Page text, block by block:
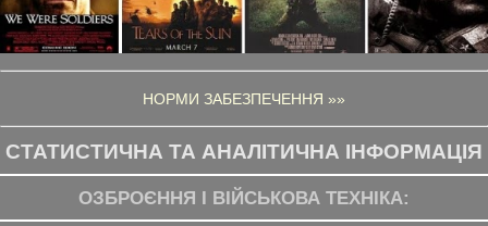
НОРМИ ЗАБЕЗПЕЧЕННЯ »»
СТАТИСТИЧНА ТА АНАЛІТИЧНА ІНФОРМАЦІЯ
ОЗБРОЄННЯ І ВІЙСЬКОВА ТЕХНІКА: